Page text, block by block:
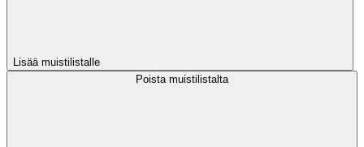
Lisää muistilistalle
Poista muistilistalta